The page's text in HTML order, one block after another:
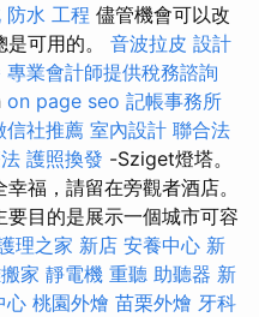
防水 工程 儘管機會可以改
可用的。 音波拉皮 設計
專業會計師提供稅務諮詢
on page seo 記帳事務所
信社推薦 室內設計 聯合法
護照換發 -Sziget燈塔。
福，請留在旁觀者酒店。
目的是展示一個城市可容
理之家 新店 安養中心 新
家 靜電機 重聽 助聽器 新
心 桃園外燴 苗栗外燴 牙科